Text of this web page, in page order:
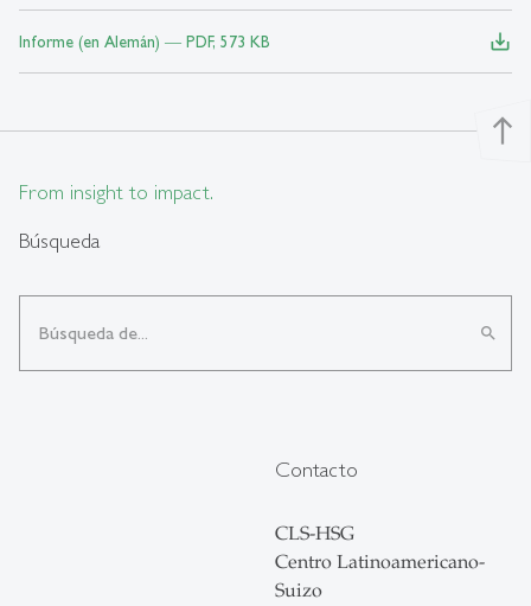
Informe (en Alemán) ― PDF, 573 KB save_alt
north
From insight to impact.
Búsqueda
search
Contacto
CLS-HSG
Centro Latinoamericano-
Suizo